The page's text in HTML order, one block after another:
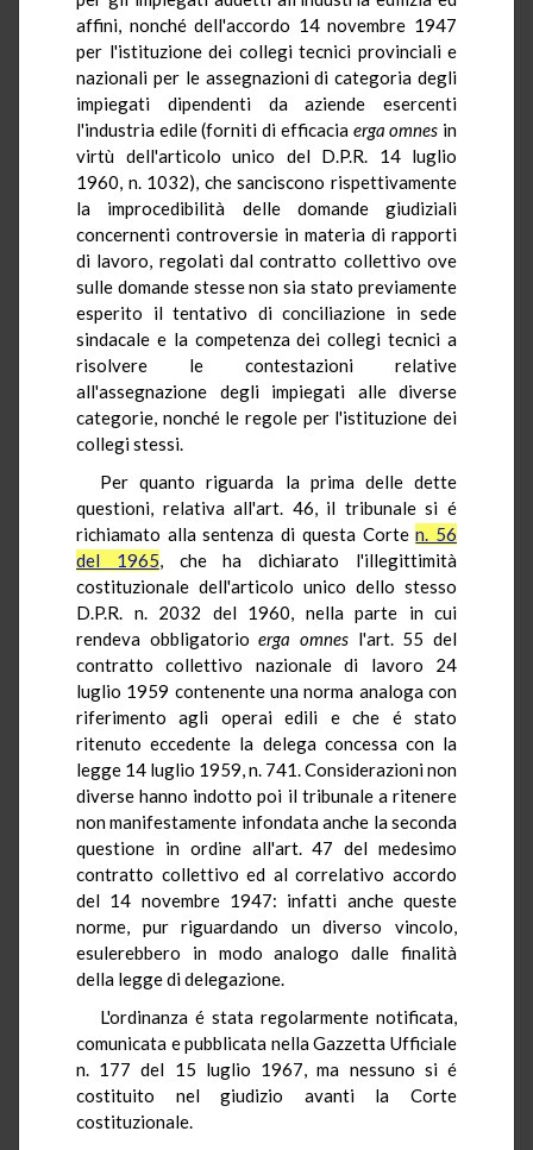
affini, nonché dell'accordo 14 novembre 1947
per l'istituzione dei collegi tecnici provinciali e
nazionali per le assegnazioni di categoria degli
impiegati dipendenti da aziende esercenti
l'industria edile (forniti di efficacia erga omnes in
virtù dell'articolo unico del D.P.R. 14 luglio
1960, n. 1032), che sanciscono rispettivamente
la improcedibilità delle domande giudiziali
concernenti controversie in materia di rapporti
di lavoro, regolati dal contratto collettivo ove
sulle domande stesse non sia stato previamente
esperito il tentativo di conciliazione in sede
sindacale e la competenza dei collegi tecnici a
risolvere le contestazioni relative
all'assegnazione degli impiegati alle diverse
categorie, nonché le regole per l'istituzione dei
collegi stessi.
Per quanto riguarda la prima delle dette
questioni, relativa all'art. 46, il tribunale si é
richiamato alla sentenza di questa Corten. 56
del 1965, che ha dichiarato l'illegittimità
costituzionale dell'articolo unico dello stesso
D.P.R. n. 2032 del 1960, nella parte in cui
rendeva obbligatorioerga omnes l'art. 55 del
contratto collettivo nazionale di lavoro 24
luglio 1959 contenente una norma analoga con
riferimento agli operai edili e che é stato
ritenuto eccedente la delega concessa con la
legge 14 luglio 1959, n. 741. Considerazioni non
diverse hanno indotto poi il tribunale a ritenere
non manifestamente infondata anche la seconda
questione in ordine all'art. 47 del medesimo
contratto collettivo ed al correlativo accordo
del 14 novembre 1947: infatti anche queste
norme, pur riguardando un diverso vincolo,
esulerebbero in modo analogo dalle finalità
della legge di delegazione.
L'ordinanza é stata regolarmente notificata,
comunicata e pubblicata nella Gazzetta Ufficiale
n. 177 del 15 luglio 1967, ma nessuno si é
costituito nel giudizio avanti la Corte
costituzionale.